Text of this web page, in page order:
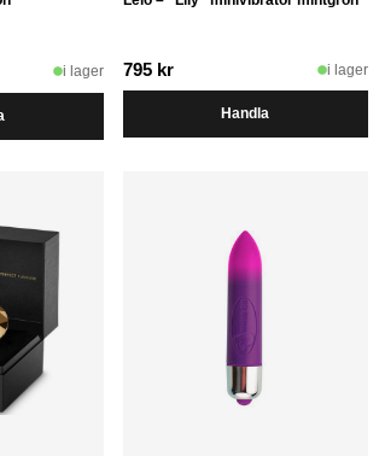
i lager 795 kr i lager
Handla